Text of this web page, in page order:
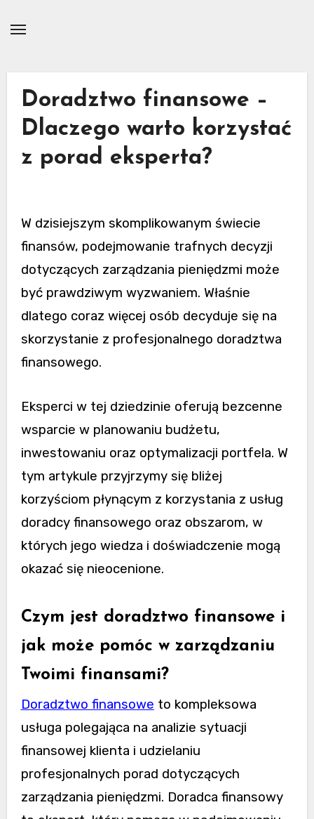
Doradztwo finansowe –
Dlaczego warto korzystać
z porad eksperta?
W dzisiejszym skomplikowanym świecie
finansów, podejmowanie trafnych decyzji
dotyczących zarządzania pieniędzmi może
być prawdziwym wyzwaniem. Właśnie
dlatego coraz więcej osób decyduje się na
skorzystanie z profesjonalnego doradztwa
finansowego.
Eksperci w tej dziedzinie oferują bezcenne
wsparcie w planowaniu budżetu,
inwestowaniu oraz optymalizacji portfela. W
tym artykule przyjrzymy się bliżej
korzyściom płynącym z korzystania z usług
doradcy finansowego oraz obszarom, w
których jego wiedza i doświadczenie mogą
okazać się nieocenione.
Czym jest doradztwo finansowe i
jak może pomóc w zarządzaniu
Twoimi finansami?
Doradztwo finansowe to kompleksowa
usługa polegająca na analizie sytuacji
finansowej klienta i udzielaniu
profesjonalnych porad dotyczących
zarządzania pieniędzmi. Doradca finansowy